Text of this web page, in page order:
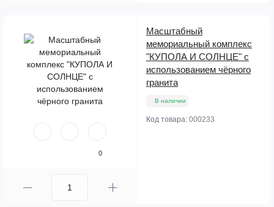
0
Масштабный
мемориальный комплекс
"КУПОЛА И СОЛНЦЕ" с
использованием чёрного
гранита
В наличии
Код товара: 000233